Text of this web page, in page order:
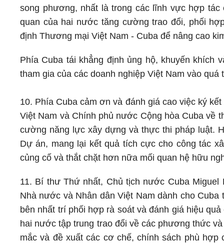
song phương, nhất là trong các lĩnh vực hợp
quan của hai nước tăng cường trao đổi, phối
định Thương mại Việt Nam - Cuba để nâng cao
Phía Cuba tái khẳng định ủng hộ, khuyến khích
tham gia của các doanh nghiệp Việt Nam vào
10. Phía Cuba cảm ơn và đánh giá cao việc ký
Việt Nam và Chính phủ nước Cộng hòa Cuba về
cường năng lực xây dựng và thực thi pháp luật.
Dự án, mang lại kết quả tích cực cho công tác
củng cố và thắt chặt hơn nữa mối quan hệ hữu
11. Bí thư Thứ nhất, Chủ tịch nước Cuba
Nhà nước và Nhân dân Việt Nam dành cho
bên nhất trí phối hợp rà soát và đánh giá hiệu
hai nước tập trung trao đổi về các phương thức
mắc và đề xuất các cơ chế, chính sách phù